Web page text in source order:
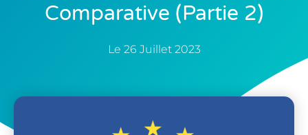
Comparative (Partie 2)
Le 26 Juillet 2023